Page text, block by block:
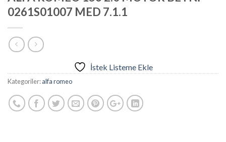
0261S01007 MED 7.1.1
İstek Listeme Ekle
Kategoriler:alfa romeo